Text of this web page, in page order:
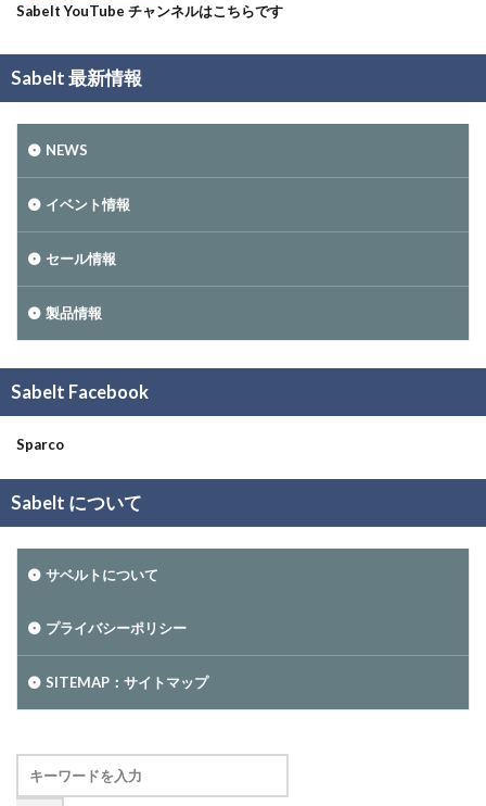
Sabelt YouTube チャンネルはこちらです
Sabelt 最新情報
NEWS
イベント情報
セール情報
製品情報
Sabelt Facebook
Sparco
Sabelt について
サベルトについて
プライバシーポリシー
SITEMAP：サイトマップ